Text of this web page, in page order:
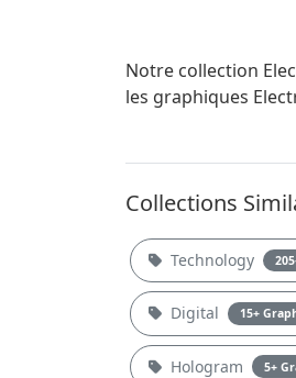
Notre collection
les graphiques
Collections
Technology
Digital 15+
Hologram 5+